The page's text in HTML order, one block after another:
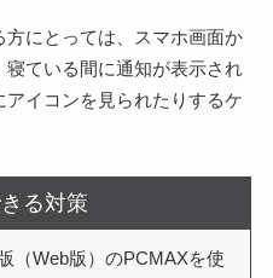
にとっては、スマホ画面か
ている間に通知が表示され
イコンを見られたりするケ
る対策
（Web版）のPCMAXを使